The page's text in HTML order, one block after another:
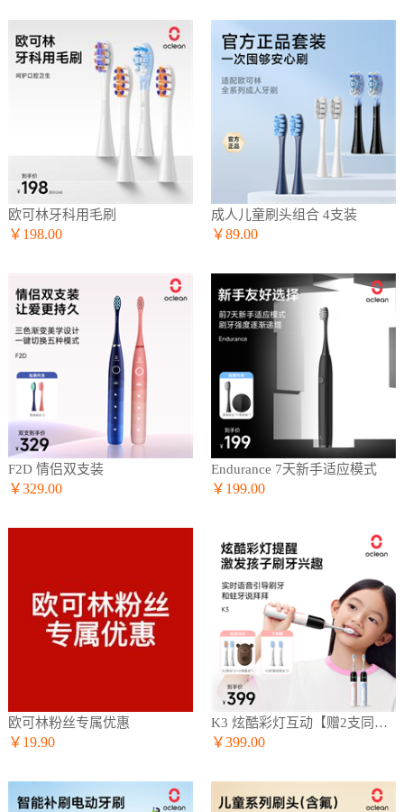
欧可林牙科用毛刷
￥198.00
成人儿童刷头组合 4支装
￥89.00
F2D 情侣双支装
￥329.00
Endurance 7天新手适应模式
￥199.00
欧可林粉丝专属优惠
￥19.90
K3 炫酷彩灯互动【赠2支同款刷头】
￥399.00